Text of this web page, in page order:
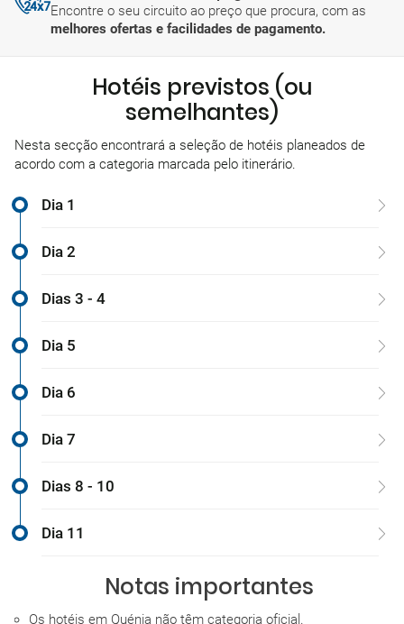
Encontre o seu circuito ao preço que procura, com as
melhores ofertas e facilidades de pagamento.
Hotéis previstos (ou
semelhantes)
Nesta secção encontrará a seleção de hotéis planeados de
acordo com a categoria marcada pelo itinerário.
Dia 1
Dia 2
Dias 3 - 4
Dia 5
Dia 6
Dia 7
Dias 8 - 10
Dia 11
Notas importantes
Os hotéis em Quénia não têm categoria oficial.